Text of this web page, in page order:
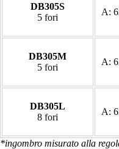
DB305S
5 fori
A:
DB305M
5 fori
A:
DB305L
8 fori
A:
*ingombro misurato alla